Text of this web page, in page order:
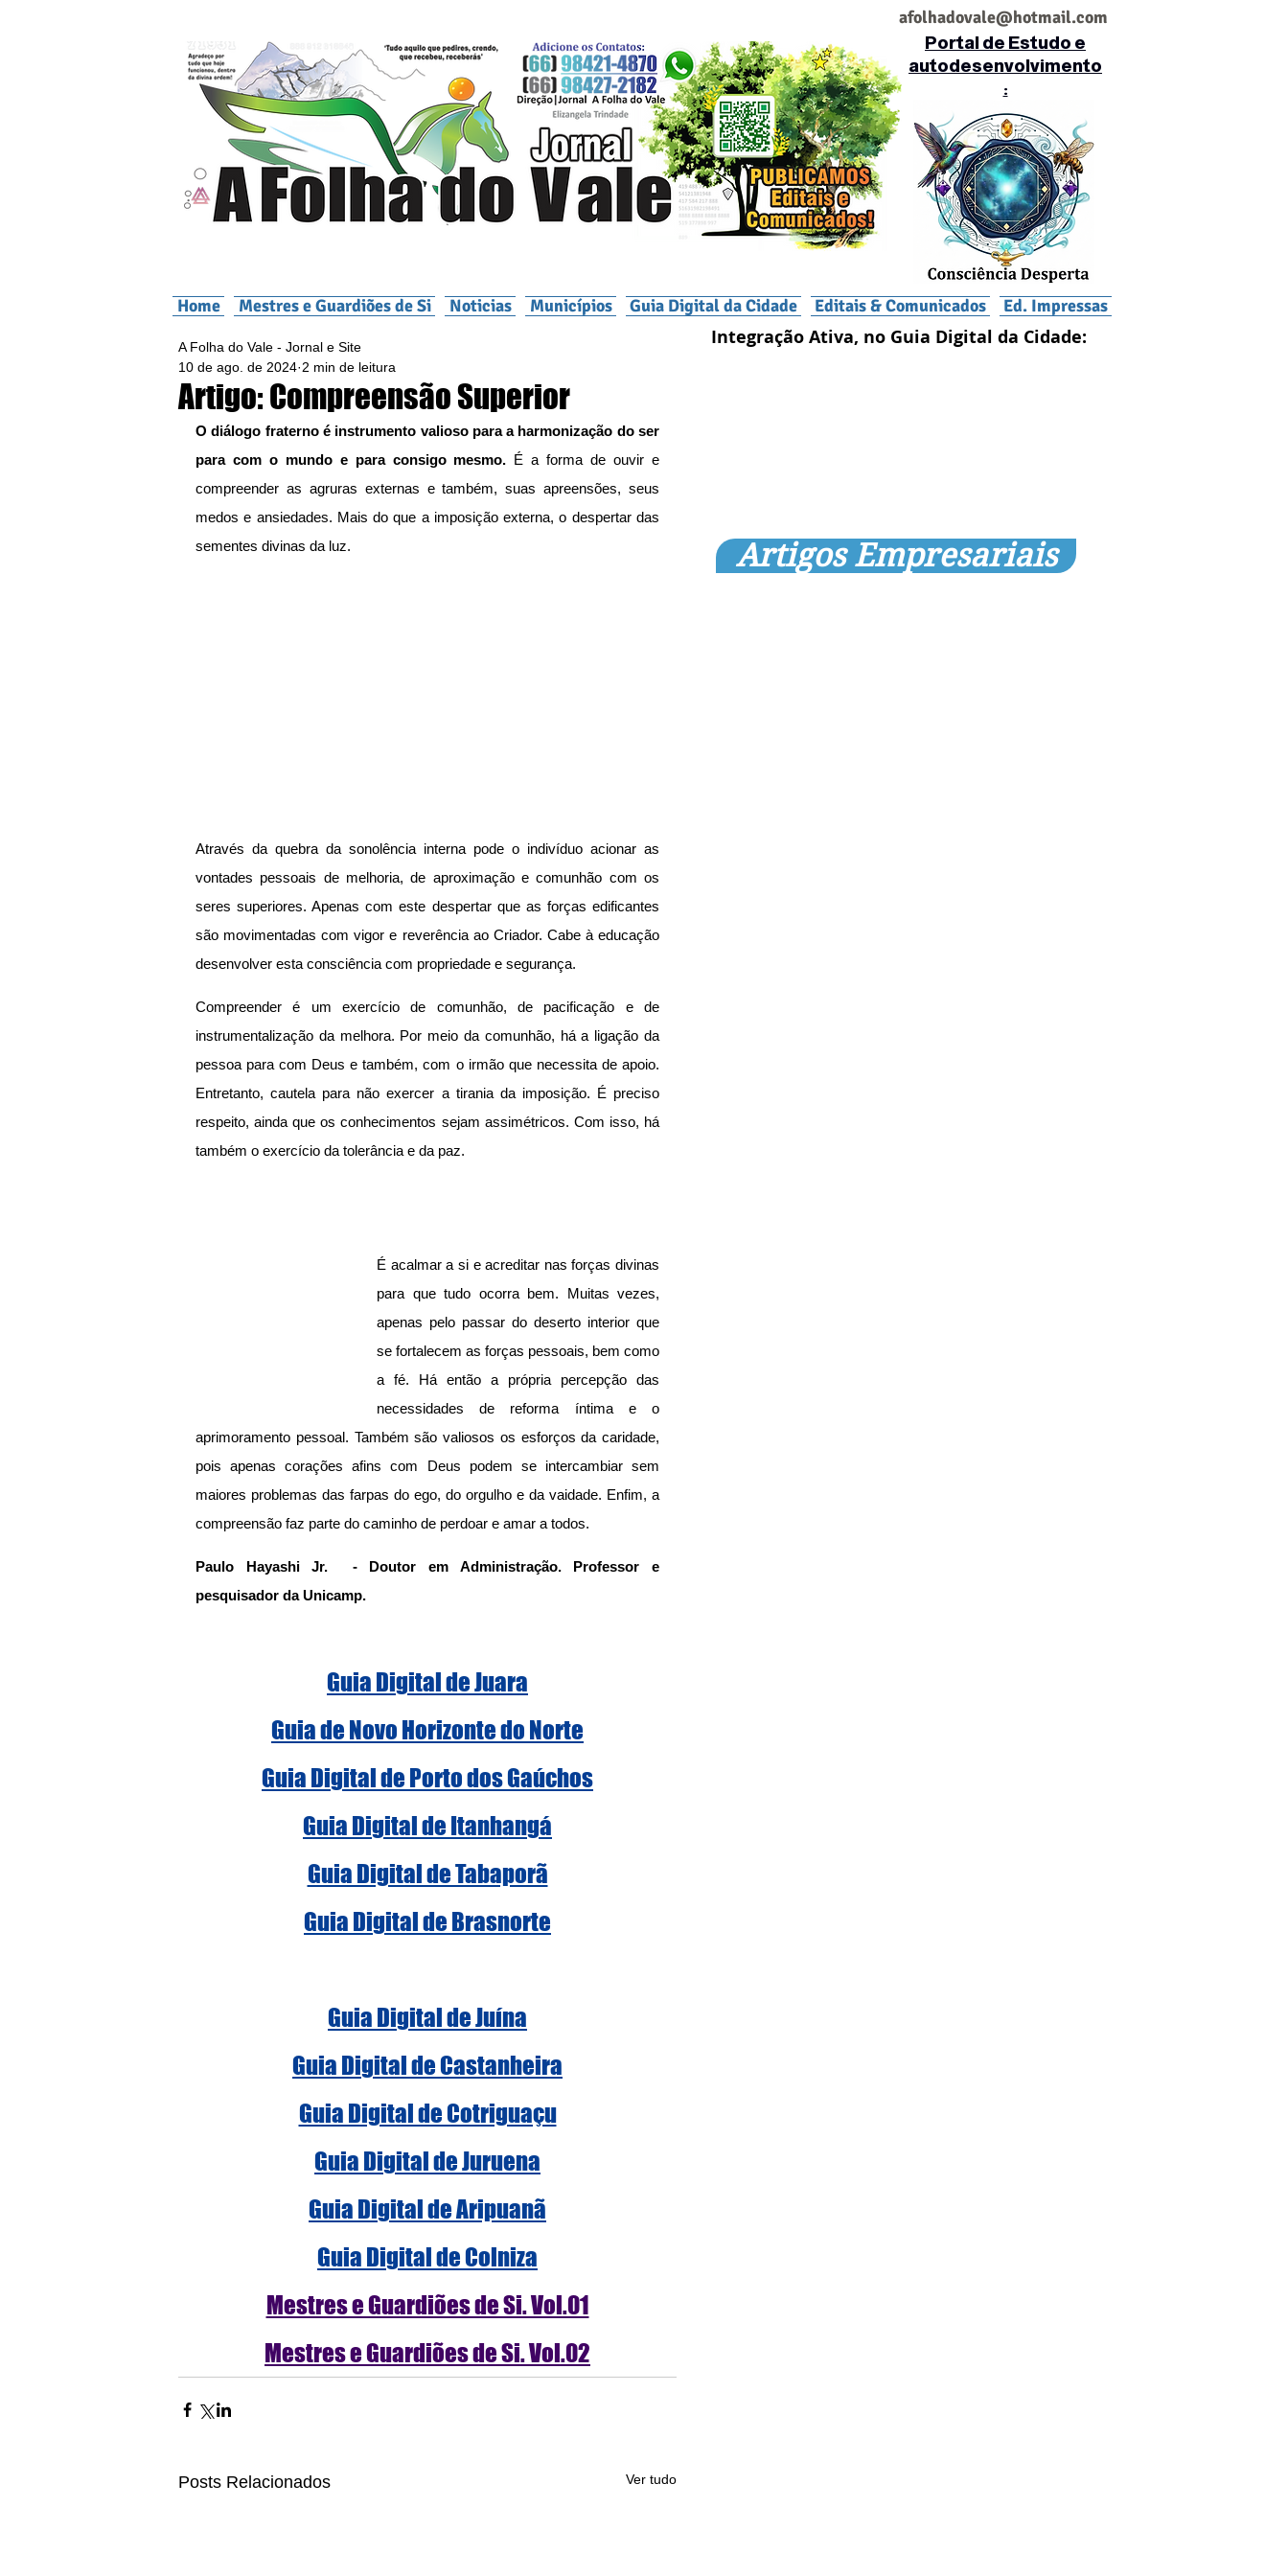
afolhadovale@hotmail.com
Portal de Estudo e
autodesenvolvimento
:
Home Mestres e Guardiões de Si Noticias Municípios Guia Digital da Cidade Editais & Comunicados Ed. Impressas
Artigo: Compreensão Superior
A Folha do Vale - Jornal e Site
10 de ago. de 2024 2 min de leitura
O diálogo fraterno é instrumento valioso para a harmonização do ser
para com o mundo e para consigo mesmo. É a forma de ouvir e
compreender as agruras externas e também, suas apreensões, seus
medos e ansiedades. Mais do que a imposição externa, o despertar das
sementes divinas da luz.
Através da quebra da sonolência interna pode o indivíduo acionar as
vontades pessoais de melhoria, de aproximação e comunhão com os
seres superiores. Apenas com este despertar que as forças edificantes
são movimentadas com vigor e reverência ao Criador. Cabe à educação
desenvolver esta consciência com propriedade e segurança.
Compreender é um exercício de comunhão, de pacificação e de
instrumentalização da melhora. Por meio da comunhão, há a ligação da
pessoa para com Deus e também, com o irmão que necessita de apoio.
Entretanto, cautela para não exercer a tirania da imposição. É preciso
respeito, ainda que os conhecimentos sejam assimétricos. Com isso, há
também o exercício da tolerância e da paz.
É acalmar a si e acreditar nas forças divinas
para que tudo ocorra bem. Muitas vezes,
apenas pelo passar do deserto interior que
se fortalecem as forças pessoais, bem como
a fé. Há então a própria percepção das
necessidades de reforma íntima e o
aprimoramento pessoal. Também são valiosos os esforços da caridade,
pois apenas corações afins com Deus podem se intercambiar sem
maiores problemas das farpas do ego, do orgulho e da vaidade. Enfim, a
compreensão faz parte do caminho de perdoar e amar a todos.
Paulo Hayashi Jr.  - Doutor em Administração. Professor e
pesquisador da Unicamp.
Guia Digital de Juara
Guia de Novo Horizonte do Norte
Guia Digital de Porto dos Gaúchos
Guia Digital de Itanhangá
Guia Digital de Tabaporã
Guia Digital de Brasnorte
Guia Digital de Juína
Guia Digital de Castanheira
Guia Digital de Cotriguaçu
Guia Digital de Juruena
Guia Digital de Aripuanã
Guia Digital de Colniza
Mestres e Guardiões de Si. Vol.01
Mestres e Guardiões de Si. Vol.02
Posts Relacionados Ver tudo
Integração Ativa, no Guia Digital da Cidade:
Artigos Empresariais